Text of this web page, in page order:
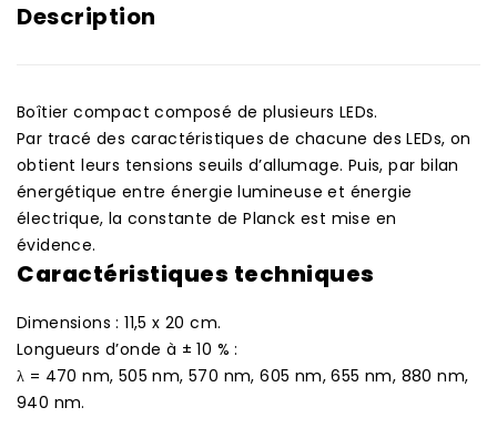
Description
Boîtier compact composé de plusieurs LEDs.
Par tracé des caractéristiques de chacune des LEDs, on
obtient leurs tensions seuils d’allumage. Puis, par bilan
énergétique entre énergie lumineuse et énergie
électrique, la constante de Planck est mise en
évidence.
Caractéristiques techniques
Dimensions : 11,5 x 20 cm.
Longueurs d’onde à ± 10 % :
λ = 470 nm, 505 nm, 570 nm, 605 nm, 655 nm, 880 nm,
940 nm.